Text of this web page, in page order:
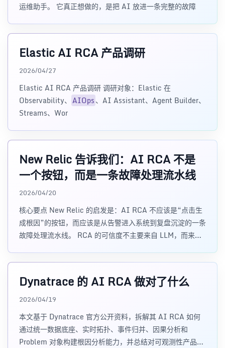
运维助手。 它真正想做的，是把 AI 放进一条完整的故障
Elastic AI RCA 产品调研
2026/04/27
Elastic AI RCA 产品调研 调研对象：Elastic 在
Observability、 AIOps、AI Assistant、Agent Builder、
Streams、Wor
New Relic 告诉我们：AI RCA 不是
一个按钮，而是一条故障处理流水线
2026/04/20
核心要点 New Relic 的启发是：AI RCA 不应该是“点击生
成根因”的按钮，而应该是从告警进入系统到复盘沉淀的一条
故障处理流水线。 RCA 的可信度不主要来自 LLM，而来自
Dynatrace 的 AI RCA 做对了什么
2026/04/19
本文基于 Dynatrace 官方公开资料，拆解其 AI RCA 如何
通过统一数据底座、实时拓扑、事件归并、因果分析和
Problem 对象构建根因分析能力，并总结对可观测性产品设